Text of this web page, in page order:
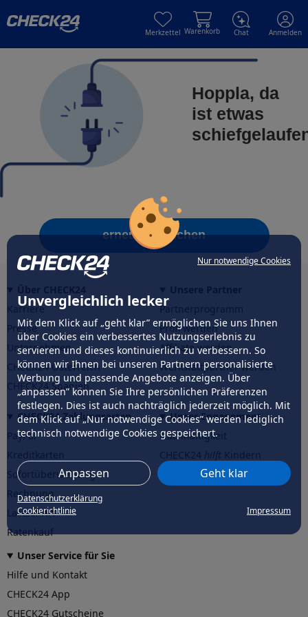
Nur notwendige Cookies
Unvergleichlich lecker
Mit dem Klick auf „geht klar” ermöglichen Sie uns Ihnen
über Cookies ein verbessertes Nutzungserlebnis zu
servieren und dieses kontinuierlich zu verbessern. So
können wir Ihnen bei unseren Partnern personalisierte
Werbung und passende Angebote anzeigen. Über
„anpassen” können Sie Ihre persönlichen Präferenzen
festlegen. Dies ist auch nachträglich jederzeit möglich. Mit
dem Klick auf „Nur notwendige Cookies” werden lediglich
technisch notwendige Cookies gespeichert.
Anpassen Geht klar
Datenschutzerklärung
Cookierichtlinie
Impressum
Merkzettel Warenkorb Chat Anmelden
Hoppla, da
ist etwas
erneut versuchen
Karriere
Presse
Unternehmen
CHECK24 Österreich
CHECK24 Spanien
Partnerprogramm
Profi werden
Affiliate werden
Werkstattpartner werden
CHECK24 Zahlungsarten
PayPal
Sofortüberweisung
Rechnung
Lastschrift
Ratenkauf
Unser Engagement
Nachhaltigkeit
CHECK24hilftder Natur
Unser Service für Sie
Hilfe und Kontakt
CHECK24 App
CHECK24 Gutscheine